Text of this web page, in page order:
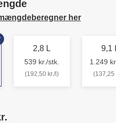
her
2,8 L
539 kr./stk.
(192,50 kr./l)
9,1
1.249
(137,25